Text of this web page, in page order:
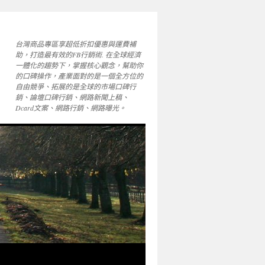
台灣商品專區享超低折扣優惠與運費補
助，打造最有效的FB行銷術. 在全球經濟
一體化的趨勢下，掌握核心觀念，幫助你
的口碑操作，產業面對的是一個全方位的
自由競爭、拓展的是全球的市場口碑行
銷、論壇口碑行銷、網路新聞上稿、
Dcard文案、網路行銷、網路曝光。